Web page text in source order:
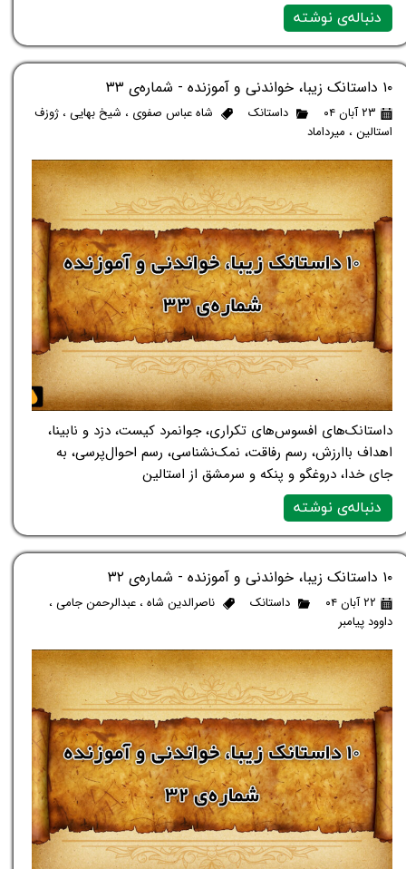
دنباله‌ی نوشته
۱۰ داستانک زیبا، خواندنی و آموزنده - شماره‌ی ۳۳
۲۳ آبان ۰۴ داستانک شاه عباس صفوی ، شیخ بهایی، ژوزف
استالین، میرداماد
داستانک‌های افسوس‌های تکراری، جوانمرد کیست، دزد و نابینا،
اهداف باارزش، رسم رفاقت، نمک‌نشناسی، رسم احوال‌پرسی، به
جای خدا، دروغگو و پنکه و سرمشق از استالین
دنباله‌ی نوشته
۱۰ داستانک زیبا، خواندنی و آموزنده - شماره‌ی ۳۲
۲۲ آبان ۰۴ داستانک ناصرالدین شاه، عبدالرحمن جامی،
داوود پیامبر